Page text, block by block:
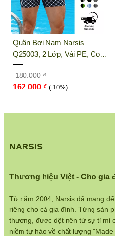
Điện thoại:
033 484 1292
Website:http://narsis.vn
Hướng dẫn mua hàng:
https://www.narsis.vn/
Kiểm tra đơn hàng:
Chính sách đổi hàng:
Chính sách bán hàng:
Hệ thống cửa hàng:
BỘ HÈ NAM E0001 NARSIS
CHẤT LIỆU THOÁNG MÁT,
DỄ CHỊU, THOẢI MÁI CẢ
NGÀY, DỄ VẬN ĐỘNG
395.000 ₫
355.500 ₫(-10%)
NARSIS
Từ năm 2004, Narsis đã mang
riêng cho cả gia đình. Từng sản
thương, được dệt nên từ sự tỉ mỉ
niềm tự hào về chất lượng "Made
Thương hiệu Việt - Cho gia